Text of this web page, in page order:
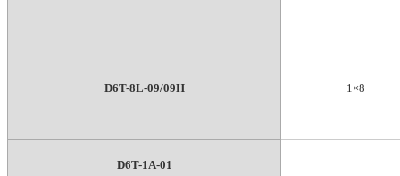
D6T-8L-09/09H 1×8
D6T-1A-01